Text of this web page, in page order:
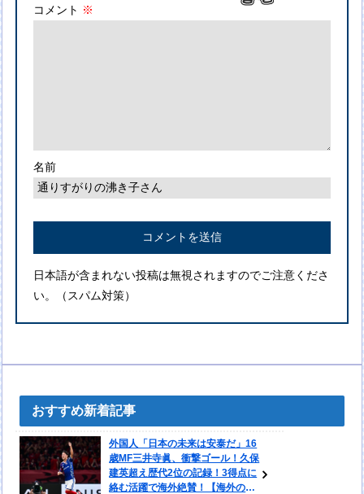
コメント ※
名前
日本語が含まれない投稿は無視されますのでご注意くださ
い。（スパム対策）
おすすめ新着記事
外国人「日本の未来は安泰だ」16
歳MF三井寺眞、衝撃ゴール！久保
建英超え歴代2位の記録！3得点に
絡む活躍で海外絶賛！【海外の反